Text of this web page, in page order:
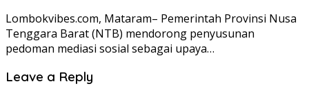
Lombokvibes.com, Mataram– Pemerintah Provinsi Nusa
Tenggara Barat (NTB) mendorong penyusunan
pedoman mediasi sosial sebagai upaya…
Leave a Reply